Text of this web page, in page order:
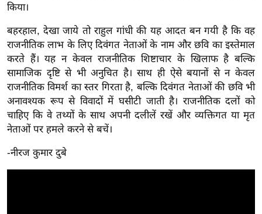
ड
फि
ल्म
स
मी
क्षा
B
r
e
a
किया।
बहरहाल, देखा जाये तो राहुल गांधी की यह आदत बन गयी है कि वह
राजनीतिक लाभ के लिए दिवंगत नेताओं के नाम और छवि का इस्तेमाल
करते हैं। यह न केवल राजनीतिक शिष्टाचार के खिलाफ है बल्कि
सामाजिक दृष्टि से भी अनुचित है। साथ ही ऐसे बयानों से न केवल
राजनीतिक विमर्श का स्तर गिरता है, बल्कि दिवंगत नेताओं की छवि भी
अनावश्यक रूप से विवादों में घसीटी जाती है। राजनीतिक दलों को
चाहिए कि वे तथ्यों के साथ अपनी दलीलें रखें और व्यक्तिगत या मृत
नेताओं पर हमले करने से बचें।
-नीरज कुमार दुबे